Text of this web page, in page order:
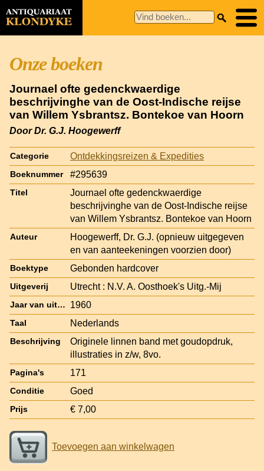
Onze boeken
Journael ofte gedenckwaerdige
beschrijvinghe van de Oost-Indische reijse
van Willem Ysbrantsz. Bontekoe van Hoorn
Door Dr. G.J. Hoogewerff
Categorie Ontdekkingsreizen & Expedities
Boeknummer #295639
Titel
Journael ofte gedenckwaerdige
beschrijvinghe van de Oost-Indische reijse
van Willem Ysbrantsz. Bontekoe van Hoorn
Auteur
Hoogewerff, Dr. G.J. (opnieuw uitgegeven
en van aanteekeningen voorzien door)
Boektype Gebonden hardcover
Uitgeverij Utrecht : N.V. A. Oosthoek's Uitg.-Mij
Jaar van uitgave 1960
Taal Nederlands
Beschrijving
Originele linnen band met goudopdruk,
illustraties in z/w, 8vo.
Pagina's 171
Conditie Goed
Prijs € 7,00
Toevoegen aan winkelwagen